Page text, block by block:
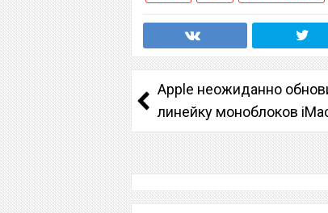
Apple неожиданно
линейку моноблоков